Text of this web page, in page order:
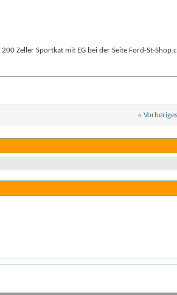
Zeller Sportkat mit EG bei der Seite Ford-St-
«